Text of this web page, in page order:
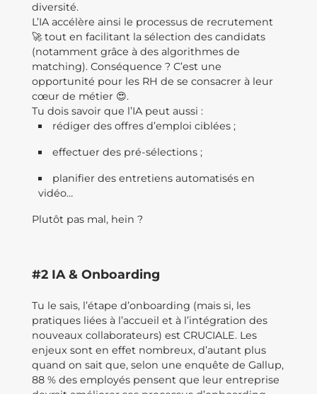
diversité.
L’IA accélère ainsi le processus de recrutement
🚀 tout en facilitant la sélection des candidats
(notamment grâce à des algorithmes de
matching). Conséquence ? C’est une
opportunité pour les RH de se consacrer à leur
cœur de métier 😍.
Tu dois savoir que l’IA peut aussi :
rédiger des offres d’emploi ciblées ;
effectuer des pré-sélections ;
planifier des entretiens automatisés en
vidéo…
Plutôt pas mal, hein ?
#2 IA & Onboarding
Tu le sais, l’étape d’onboarding (mais si, les
pratiques liées à l’accueil et à l’intégration des
nouveaux collaborateurs) est CRUCIALE. Les
enjeux sont en effet nombreux, d’autant plus
quand on sait que, selon une enquête de Gallup,
88 % des employés pensent que leur entreprise